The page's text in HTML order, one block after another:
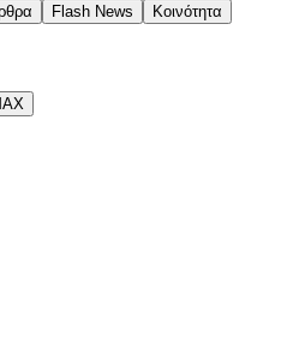
Flash News Κοινότητα